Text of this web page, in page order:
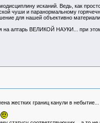
исканий. Ведь, как
чуши и паранормальному
для нашей объективно
на алтарь ВЕЛИКОЙ НАУКИ... при
жестких границ канули в небытие...